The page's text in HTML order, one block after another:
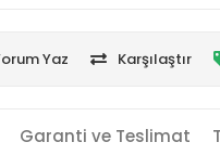
Yaz Karşılaştır
Garanti ve Teslimat